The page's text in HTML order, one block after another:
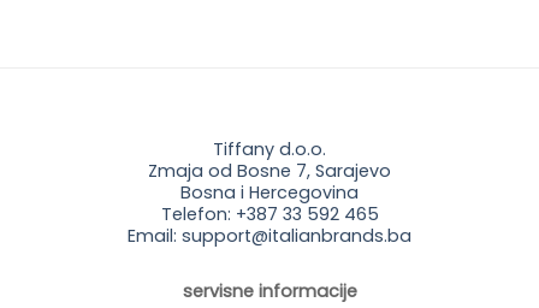
Tiffany d.o.o.
Zmaja od Bosne 7, Sarajevo
Bosna i Hercegovina
Telefon: +387 33 592 465
Email: support@italianbrands.ba
servisne informacije